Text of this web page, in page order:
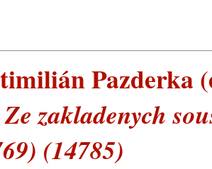
Pazderka
zakladenych
(14785)